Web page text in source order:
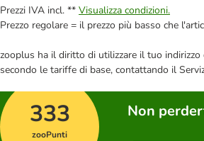
Prezzi IVA incl. ** Visualizza condizioni.
Prezzo regolare = il prezzo più basso che
zooplus ha il diritto di utilizzare il tuo
secondo le tariffe di base, contattando il
333
zooPunti
Non